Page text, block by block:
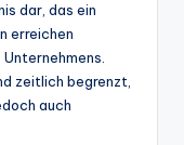
dar, das ein
erreichen
zeitlich begrenzt,
auch